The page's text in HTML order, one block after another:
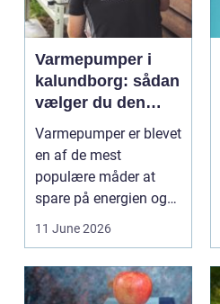
Varmepumper i
kalundborg: sådan
vælger du den
rigtige løsning
Varmepumper er blevet
en af de mest
populære måder at
spare på energien og
få et bedre indeklima
11 June 2026